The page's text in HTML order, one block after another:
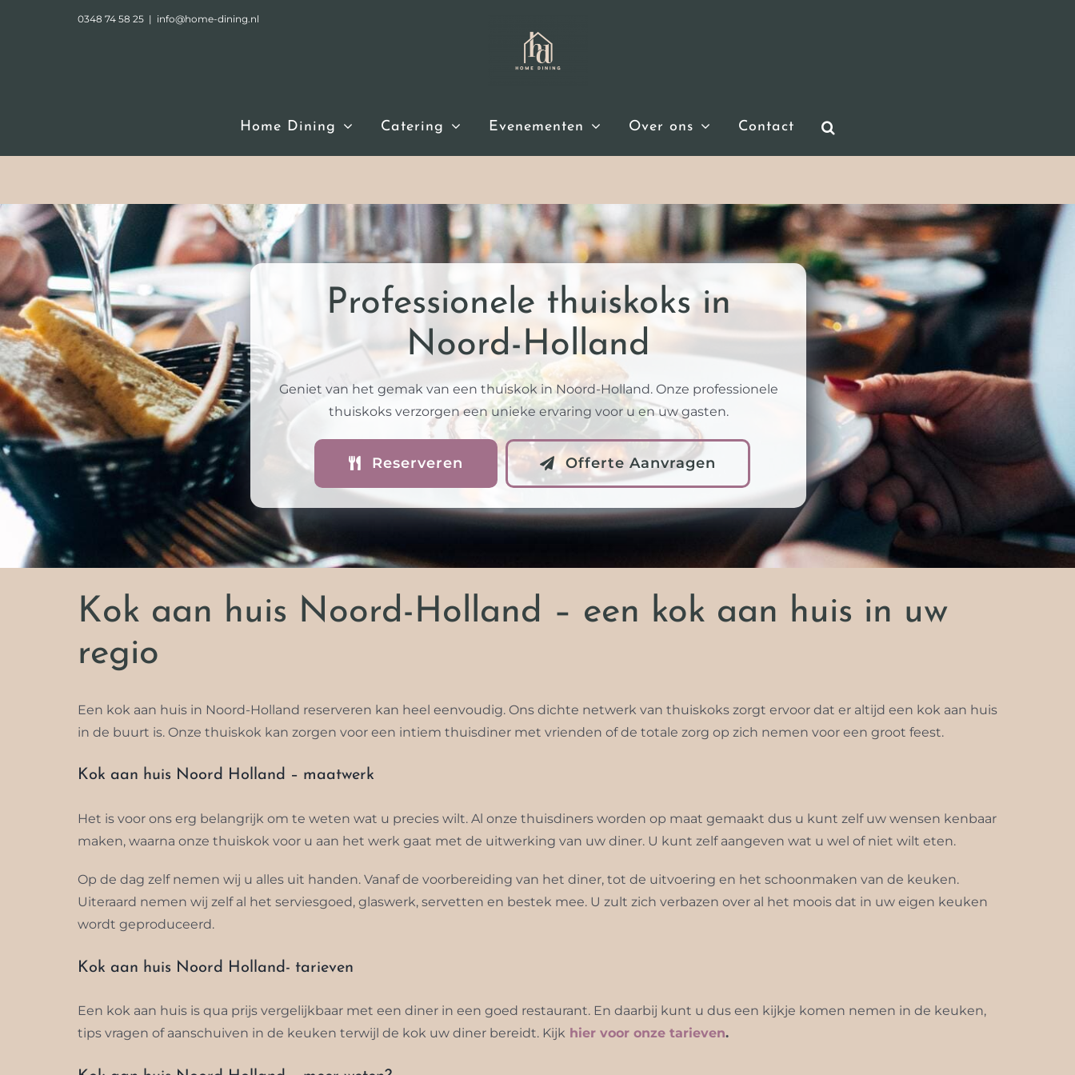
0348 74 58 25 | info@home-dining.nl
Home Dining Catering Evenementen Over ons Contact
Professionele thuiskoks in
Noord-Holland
Geniet van het gemak van een thuiskok in Noord-Holland. Onze professionele
thuiskoks verzorgen een unieke ervaring voor u en uw gasten.
Reserveren Offerte Aanvragen
Kok aan huis Noord-Holland – een kok aan huis in uw
regio
Een kok aan huis in Noord-Holland reserveren kan heel eenvoudig. Ons dichte netwerk van thuiskoks zorgt ervoor dat er altijd een kok aan huis
in de buurt is. Onze thuiskok kan zorgen voor een intiem thuisdiner met vrienden of de totale zorg op zich nemen voor een groot feest.
Kok aan huis Noord Holland – maatwerk
Het is voor ons erg belangrijk om te weten wat u precies wilt. Al onze thuisdiners worden op maat gemaakt dus u kunt zelf uw wensen kenbaar
maken, waarna onze thuiskok voor u aan het werk gaat met de uitwerking van uw diner. U kunt zelf aangeven wat u wel of niet wilt eten.
Op de dag zelf nemen wij u alles uit handen. Vanaf de voorbereiding van het diner, tot de uitvoering en het schoonmaken van de keuken.
Uiteraard nemen wij zelf al het serviesgoed, glaswerk, servetten en bestek mee. U zult zich verbazen over al het moois dat in uw eigen keuken
wordt geproduceerd.
Kok aan huis Noord Holland- tarieven
Een kok aan huis is qua prijs vergelijkbaar met een diner in een goed restaurant. En daarbij kunt u dus een kijkje komen nemen in de keuken,
tips vragen of aanschuiven in de keuken terwijl de kok uw diner bereidt. Kijk hier voor onze tarieven.